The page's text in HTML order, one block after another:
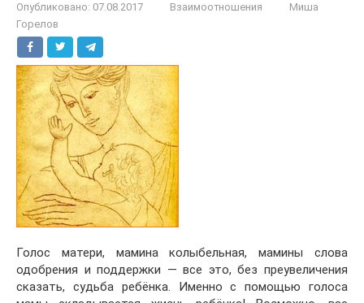
Опубликовано: 07.08.2017 Взаимоотношения
Миша
Горелов
Голос матери, мамина колыбельная, мамины слова
одобрения и поддержки — все это, без преувеличения
сказать, судьба ребёнка. Именно с помощью голоса